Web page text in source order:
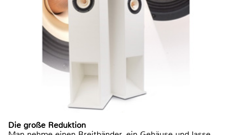
Die große Reduktion